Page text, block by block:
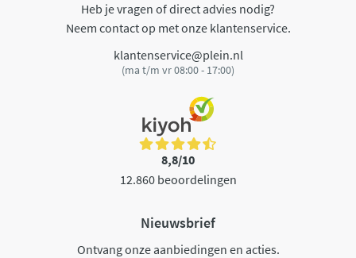
Heb je vragen of direct advies nodig?
Neem contact op met onze klantenservice.
klantenservice@plein.nl
(ma t/m vr 08:00 - 17:00)
8,8/10
12.860 beoordelingen
Nieuwsbrief
Ontvang onze aanbiedingen en acties.